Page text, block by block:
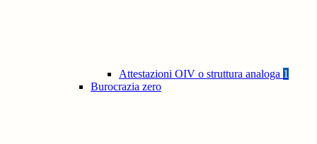
Attestazioni OIV o struttura analoga 1
Burocrazia zero